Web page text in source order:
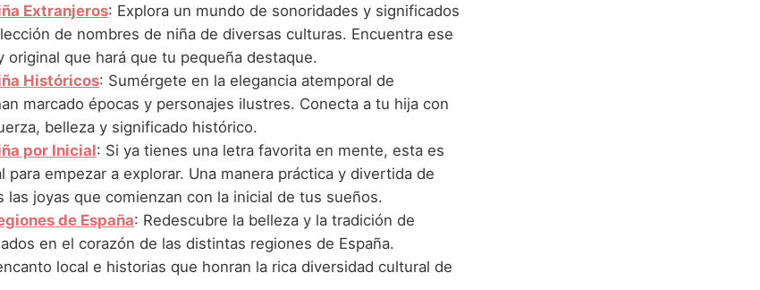
Extranjeros: Explora un mundo de sonoridades y significados
de nombres de niña de diversas culturas. Encuentra ese
original que hará que tu pequeña destaque.
Históricos: Sumérgete en la elegancia atemporal de
marcado épocas y personajes ilustres. Conecta a tu hija con
belleza y significado histórico.
por Inicial: Si ya tienes una letra favorita en mente, esta es
para empezar a explorar. Una manera práctica y divertida de
las joyas que comienzan con la inicial de tus sueños.
de España: Redescubre la belleza y la tradición de
en el corazón de las distintas regiones de España.
local e historias que honran la rica diversidad cultural de